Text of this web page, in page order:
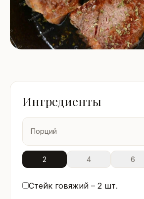
Ингредиенты
Порций
2 4 6
Стейк говяжий – 2 шт.